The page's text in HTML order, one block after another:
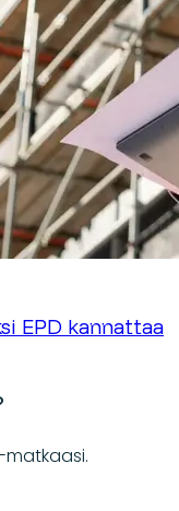
EPD kannattaa
matkaasi.